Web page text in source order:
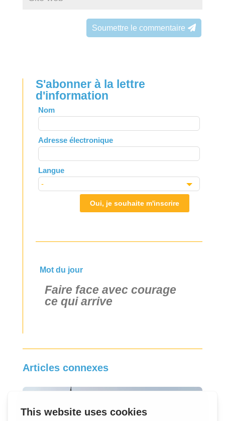
Soumettre le commentaire
S'abonner à la lettre
d'information
Leave
this
field
blank
Nom
Adresse électronique
Langue
Oui, je souhaite m'inscrire
Mot du jour
Faire face avec courage
ce qui arrive
Articles connexes